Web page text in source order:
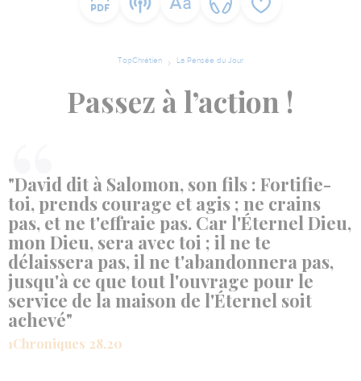
TopChrétien La Pensée du Jour
Passez à l’action !
"David dit à Salomon, son fils : Fortifie-
toi, prends courage et agis ; ne crains
pas, et ne t'effraie pas. Car l'Éternel Dieu,
mon Dieu, sera avec toi ; il ne te
délaissera pas, il ne t'abandonnera pas,
jusqu'à ce que tout l'ouvrage pour le
service de la maison de l'Éternel soit
achevé"
1Chroniques 28.20